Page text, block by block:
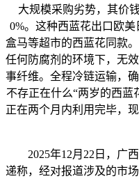
大规模采购劣势，其价
0%。这种西蓝花出口欧美
盒马等超市的西蓝花同款
任何防腐剂的环境下，无
事纤维。全程冷链运输，
不存正在什么“两岁的西蓝
正在两个月内利用完毕，
2025年12月22日，广西
递称，经对报道涉及的市